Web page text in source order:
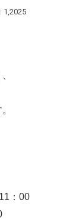
1,2025
：00